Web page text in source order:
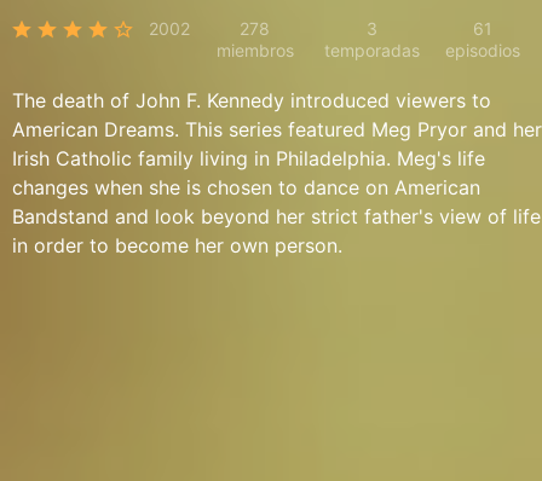
2002
278
miembros
3
temporadas
61
episodios
The death of John F. Kennedy introduced viewers to
American Dreams. This series featured Meg Pryor and her
Irish Catholic family living in Philadelphia. Meg's life
changes when she is chosen to dance on American
Bandstand and look beyond her strict father's view of life
in order to become her own person.